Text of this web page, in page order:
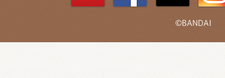
©BANDAI